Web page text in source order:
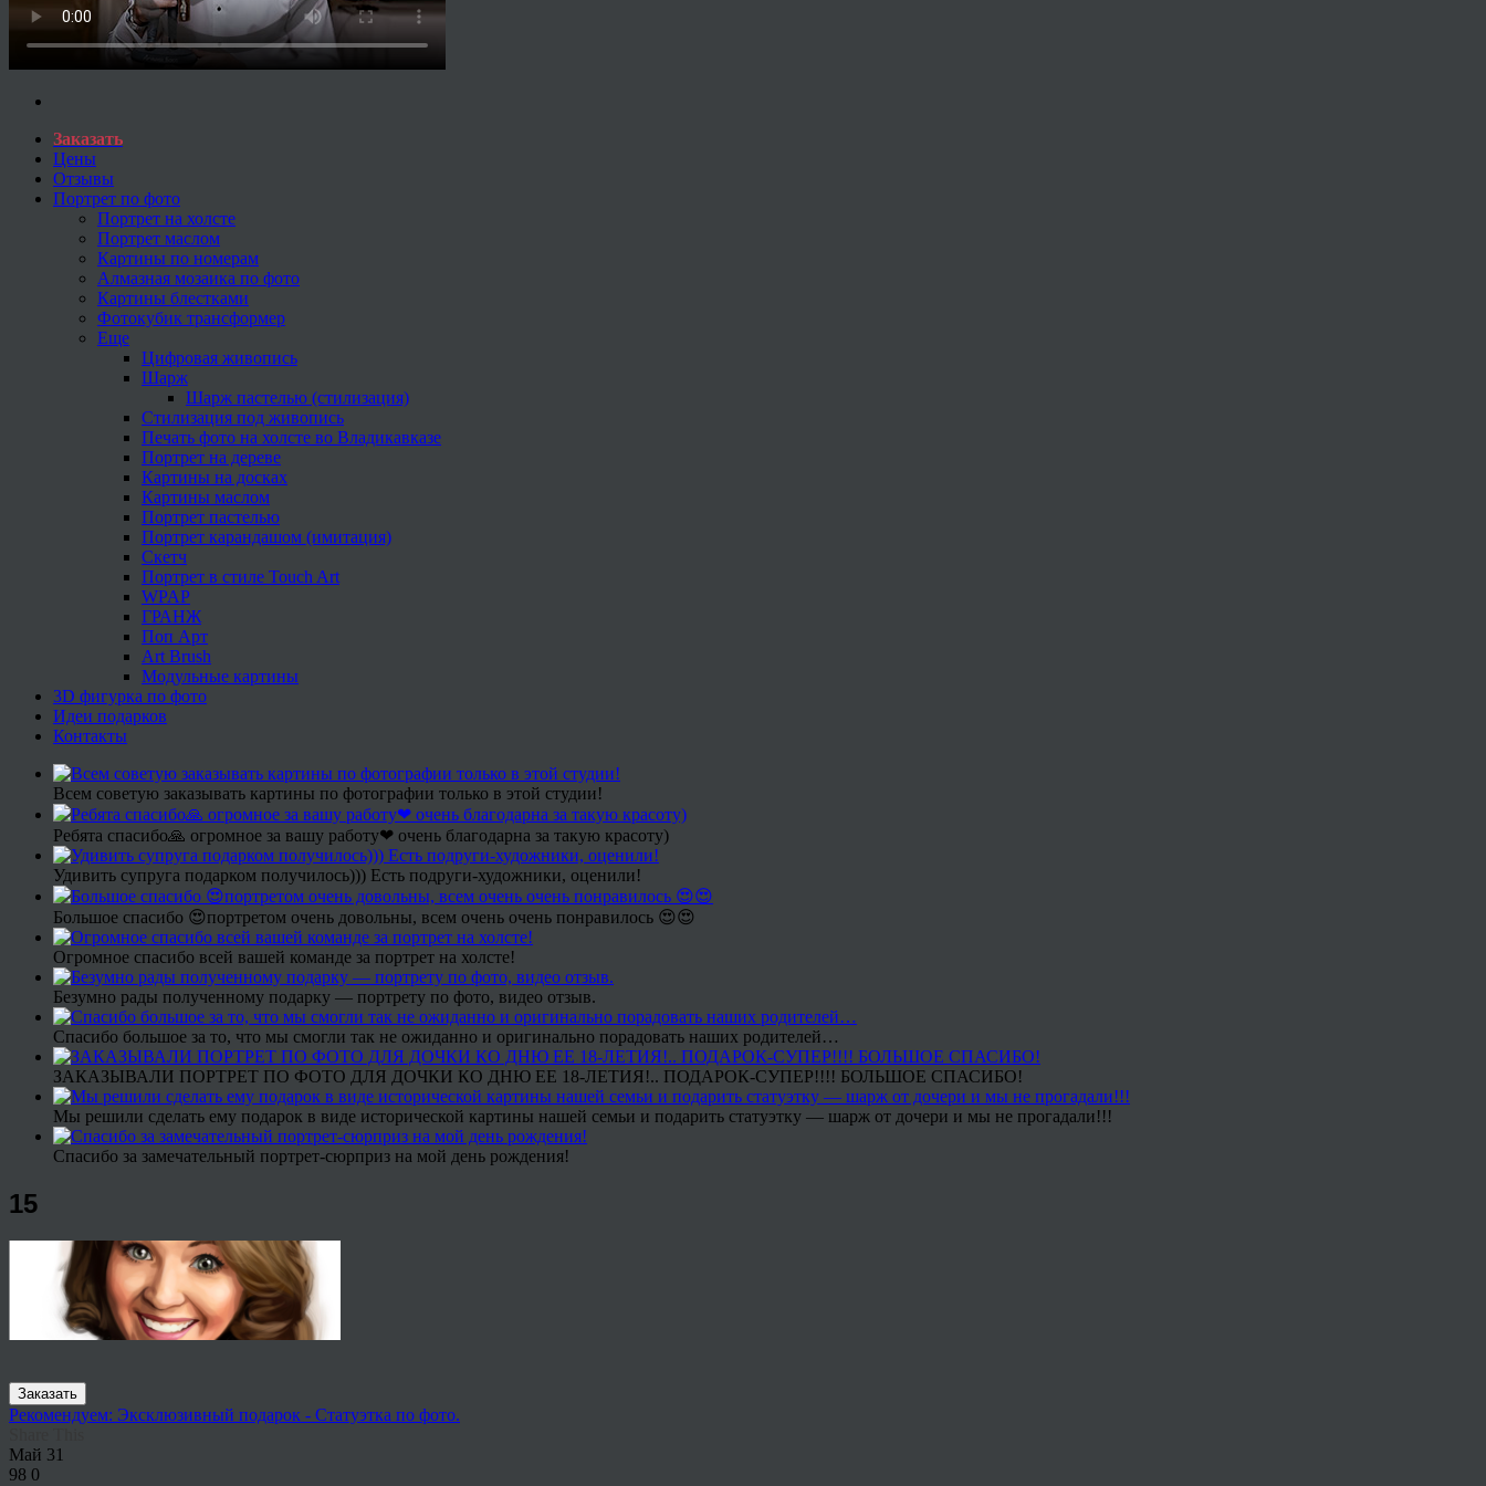
Заказать
Цены
Отзывы
Портрет по фото
Портрет на холсте
Портрет маслом
Картины по номерам
Алмазная мозаика по фото
Картины блестками
Фотокубик трансформер
Еще
Цифровая живопись
Шарж
Шарж пастелью (стилизация)
Стилизация под живопись
Печать фото на холсте во Владикавказе
Портрет на дереве
Картины на досках
Картины маслом
Портрет пастелью
Портрет карандашом (имитация)
Скетч
Портрет в стиле Touch Art
WPAP
ГРАНЖ
Поп Арт
Art Brush
Модульные картины
3D фигурка по фото
Идеи подарков
Контакты
Всем советую заказывать картины по фотографии только в этой студии!
Ребята спасибо🙏 огромное за вашу работу❤ очень благодарна за такую красоту)
Удивить супруга подарком получилось))) Есть подруги-художники, оценили!
Большое спасибо 😍портретом очень довольны, всем очень очень понравилось 😍😍
Огромное спасибо всей вашей команде за портрет на холсте!
Безумно рады полученному подарку — портрету по фото, видео отзыв.
Спасибо большое за то, что мы смогли так не ожиданно и оригинально порадовать наших родителей…
ЗАКАЗЫВАЛИ ПОРТРЕТ ПО ФОТО ДЛЯ ДОЧКИ КО ДНЮ ЕЕ 18-ЛЕТИЯ!.. ПОДАРОК-СУПЕР!!!! БОЛЬШОЕ СПАСИБО!
Мы решили сделать ему подарок в виде исторической картины нашей семьи и подарить статуэтку — шарж от дочери и мы не прогадали!!!
Спасибо за замечательный портрет-сюрприз на мой день рождения!
15
Заказать
Рекомендуем: Эксклюзивный подарок - Статуэтка по фото.
Май 31
98 0